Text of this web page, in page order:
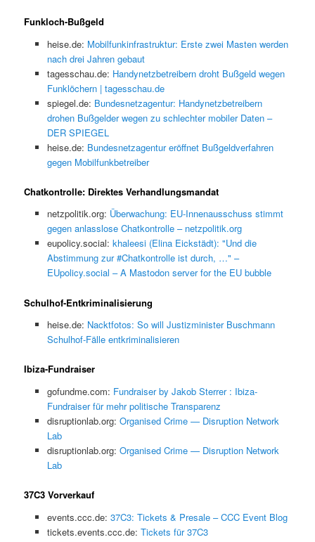
Funkloch-Bußgeld
heise.de: Mobilfunkinfrastruktur: Erste zwei Masten werden
nach drei Jahren gebaut
tagesschau.de: Handynetzbetreibern droht Bußgeld wegen
Funklöchern | tagesschau.de
spiegel.de: Bundesnetzagentur: Handynetzbetreibern
drohen Bußgelder wegen zu schlechter mobiler Daten –
DER SPIEGEL
heise.de: Bundesnetzagentur eröffnet Bußgeldverfahren
gegen Mobilfunkbetreiber
Chatkontrolle: Direktes Verhandlungsmandat
netzpolitik.org: Überwachung: EU-Innenausschuss stimmt
gegen anlasslose Chatkontrolle – netzpolitik.org
eupolicy.social: khaleesi (Elina Eickstädt): "Und die
Abstimmung zur #Chatkontrolle ist durch, …" –
EUpolicy.social – A Mastodon server for the EU bubble
Schulhof-Entkriminalisierung
heise.de: Nacktfotos: So will Justizminister Buschmann
Schulhof-Fälle entkriminalisieren
Ibiza-Fundraiser
gofundme.com: Fundraiser by Jakob Sterrer : Ibiza-
Fundraiser für mehr politische Transparenz
disruptionlab.org: Organised Crime — Disruption Network
Lab
disruptionlab.org: Organised Crime — Disruption Network
Lab
37C3 Vorverkauf
events.ccc.de: 37C3: Tickets & Presale – CCC Event Blog
tickets.events.ccc.de: Tickets für 37C3